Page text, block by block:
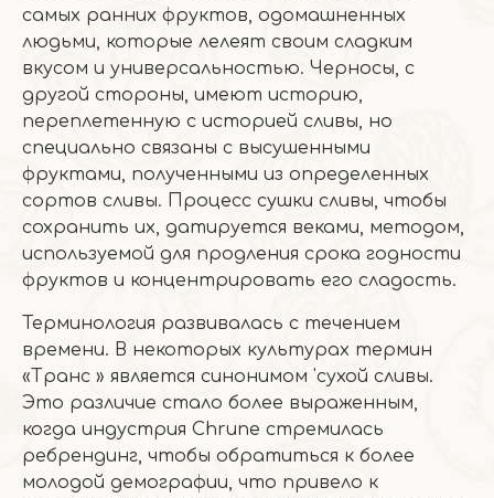
самых ранних фруктов, одомашненных
людьми, которые лелеят своим сладким
вкусом и универсальностью. Черносы, с
другой стороны, имеют историю,
переплетенную с историей сливы, но
специально связаны с высушенными
фруктами, полученными из определенных
сортов сливы. Процесс сушки сливы, чтобы
сохранить их, датируется веками, методом,
используемой для продления срока годности
фруктов и концентрировать его сладость.
Терминология развивалась с течением
времени. В некоторых культурах термин
«Транс » является синонимом 'сухой сливы.
Это различие стало более выраженным,
когда индустрия Chrune стремилась
ребрендинг, чтобы обратиться к более
молодой демографии, что привело к